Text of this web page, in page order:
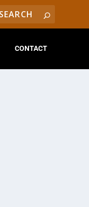
CONTACT